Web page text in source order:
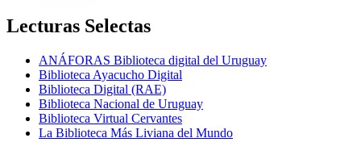
Lecturas Selectas
ANÁFORAS Biblioteca digital del Uruguay
Biblioteca Ayacucho Digital
Biblioteca Digital (RAE)
Biblioteca Nacional de Uruguay
Biblioteca Virtual Cervantes
La Biblioteca Más Liviana del Mundo